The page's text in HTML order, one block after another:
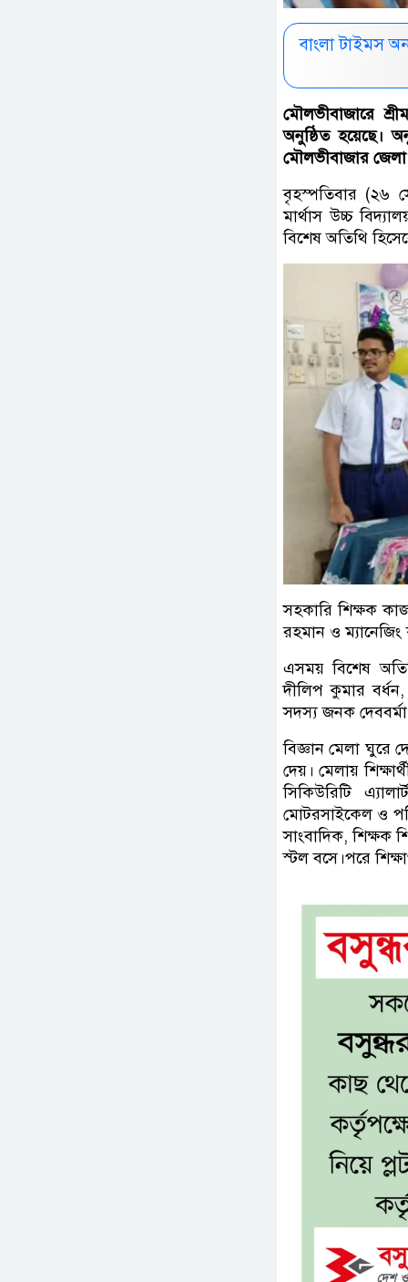
বাংলা টাইমস
মৌলভীবাজারে
অনুষ্ঠিত হয়েছে।
মৌলভীবাজার
বৃহস্পতিবার (২৬
মার্থাস উচ্চ
বিশেষ অতিথি
সহকারি শিক্ষক
রহমান ও
এসময় বিশেষ
দীলিপ কুমার
সদস্য জনক
বিজ্ঞান মেলা ঘুরে
দেয়। মেলায়
সিকিউরিটি
মোটরসাইকেল ও
সাংবাদিক, শিক্ষক
স্টল বসে।পরে